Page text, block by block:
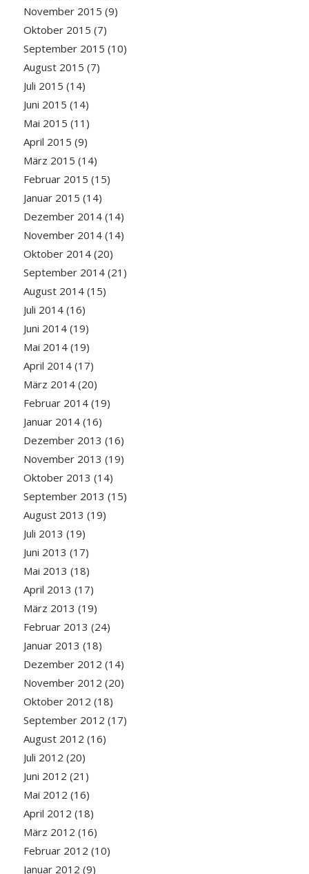
November 2015 (9)
Oktober 2015 (7)
September 2015 (10)
August 2015 (7)
Juli 2015 (14)
Juni 2015 (14)
Mai 2015 (11)
April 2015 (9)
März 2015 (14)
Februar 2015 (15)
Januar 2015 (14)
Dezember 2014(14)
November 2014(14)
Oktober 2014(20)
September 2014(21)
August 2014(15)
Juli 2014(16)
Juni 2014(19)
Mai 2014(19)
April 2014(17)
März 2014(20)
Februar 2014(19)
Januar 2014(16)
Dezember 2013 (16)
November 2013 (19)
Oktober 2013 (14)
September 2013 (15)
August 2013 (19)
Juli 2013 (19)
Juni 2013 (17)
Mai 2013 (18)
April 2013 (17)
März 2013 (19)
Februar 2013 (24)
Januar 2013 (18)
Dezember 2012 (14)
November 2012 (20)
Oktober 2012 (18)
September 2012 (17)
August 2012 (16)
Juli 2012 (20)
Juni 2012 (21)
Mai 2012 (16)
April 2012 (18)
März 2012 (16)
Februar 2012 (10)
Januar 2012 (9)